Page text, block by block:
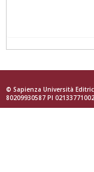
© Sapienza Università
80209930587 PI